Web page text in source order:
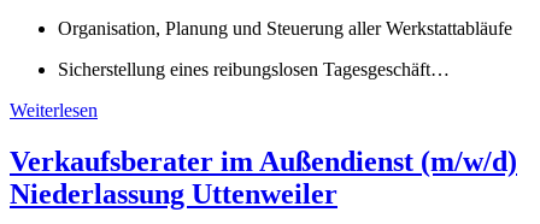
Organisation, Planung und Steuerung aller Werkstattabläufe
Sicherstellung eines reibungslosen Tagesgeschäft…
Weiterlesen
Verkaufsberater im Außendienst (m/w/d)
Niederlassung Uttenweiler